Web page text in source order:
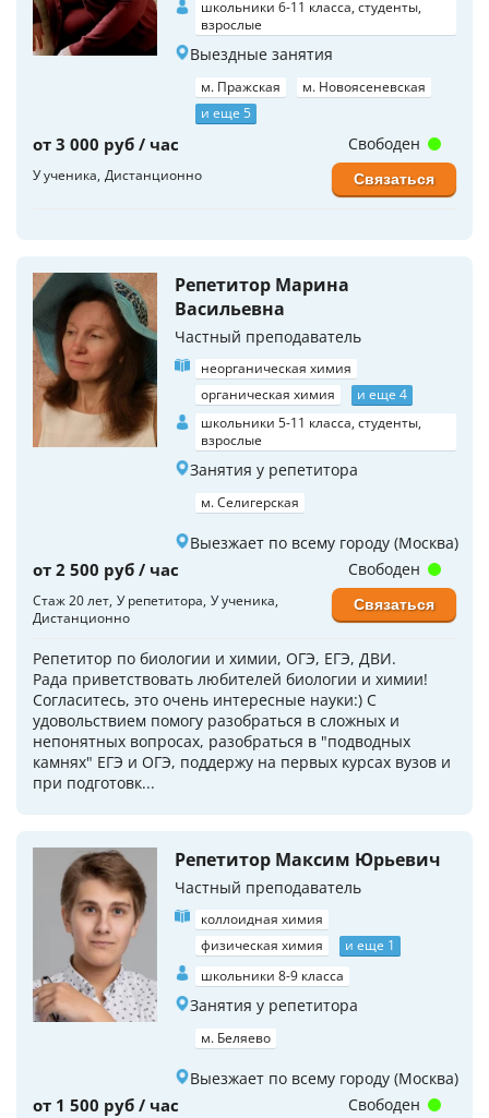
школьники 6-11 класса, студенты,
взрослые
Выездные занятия
м. Пражская
м. Новоясеневская
и еще 5
от 3 000 руб / час
У ученика Дистанционно
Свободен
Связаться
Репетитор Марина
Васильевна
Частный преподаватель
неорганическая химия
органическая химия
и еще 4
школьники 5-11 класса, студенты,
взрослые
Занятия у репетитора
м. Селигерская
Выезжает по всему городу (Москва)
от 2 500 руб / час
Стаж 20 лет У репетитора У ученика
Дистанционно
Репетитор по биологии и химии, ОГЭ, ЕГЭ, ДВИ.
Рада приветствовать любителей биологии и химии!
Согласитесь, это очень интересные науки:) С
удовольствием помогу разобраться в сложных и
непонятных вопросах, разобраться в "подводных
камнях" ЕГЭ и ОГЭ, поддержу на первых курсах вузов и
при подготовк...
Свободен
Связаться
Репетитор Максим Юрьевич
Частный преподаватель
коллоидная химия
физическая химия
и еще 1
школьники 8-9 класса
Занятия у репетитора
м. Беляево
Выезжает по всему городу (Москва)
от 1 500 руб / час Свободен